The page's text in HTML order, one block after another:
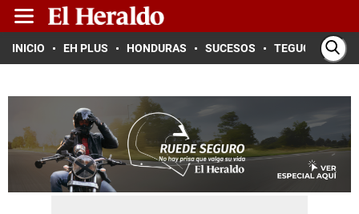
INICIO EH PLUS HONDURAS SUCESOS TEGUCIGALPA